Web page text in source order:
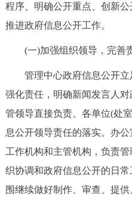
参与调查 在
北京概况 十六
绿色北京 图
多语种
ENGLISH 한
程序、明确公开重点、创新
推进政府信息公开工作。
(一)加强组织领导，完善
管理中心政府信息公开立
强化责任，明确新闻发言人
管领导直接负责、各单位(处
息公开领导责任的落实。办
工作机构和主管机构，负责
织协调和政府信息公开的日
围继续做好制作、审查、提